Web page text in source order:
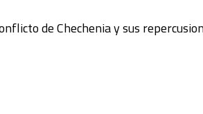
de Chechenia y sus